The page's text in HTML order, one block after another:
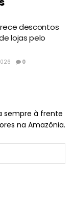
descontos
lojas pelo
0
sempre à frente
na Amazônia.